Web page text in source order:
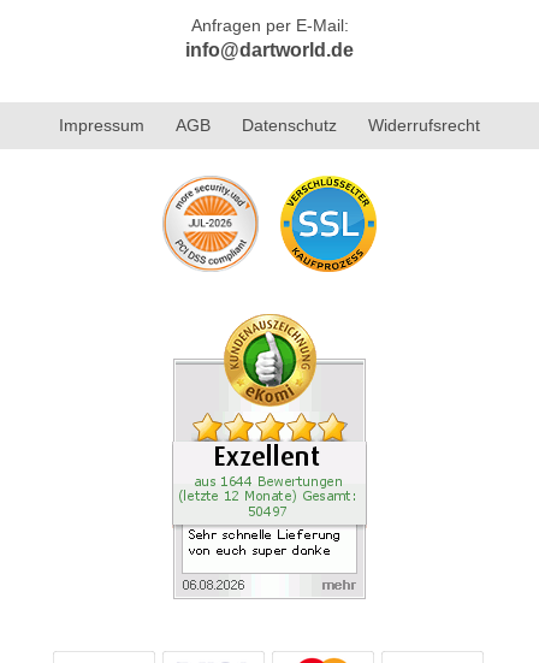
Anfragen per E-Mail:
info@dartworld.de
Impressum AGB Datenschutz Widerrufsrecht